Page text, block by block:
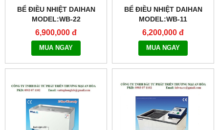
BỂ ĐIỀU NHIỆT DAIHAN
MODEL:WB-22
6,900,000 đ
MUA NGAY
BỂ ĐIỀU NHIỆT DAIHAN
MODEL:WB-11
6,200,000 đ
MUA NGAY